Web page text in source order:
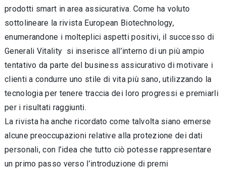
prodotti smart in area assicurativa. Come ha voluto
sottolineare la rivista European Biotechnology,
enumerandone i molteplici aspetti positivi, il successo di
Generali Vitality si inserisce all’interno di un più ampio
tentativo da parte del business assicurativo di motivare i
clienti a condurre uno stile di vita più sano, utilizzando la
tecnologia per tenere traccia dei loro progressi e premiarli
per i risultati raggiunti.
La rivista ha anche ricordato come talvolta siano emerse
alcune preoccupazioni relative alla protezione dei dati
personali, con l’idea che tutto ciò potesse rappresentare
un primo passo verso l’introduzione di premi